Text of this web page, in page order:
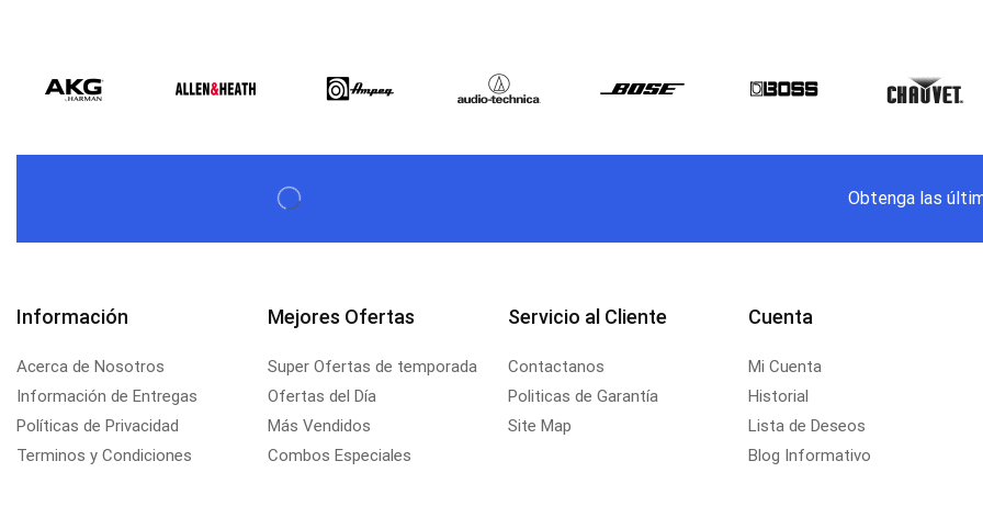
Obtenga las
Información
Acerca de Nosotros
Información de Entregas
Políticas de Privacidad
Terminos y Condiciones
Mejores Ofertas
Super Ofertas de temporada
Ofertas del Día
Más Vendidos
Combos Especiales
Servicio al Cliente
Contactanos
Politicas de Garantía
Site Map
Cuenta
Mi Cuenta
Historial
Lista de Deseos
Blog Informativo